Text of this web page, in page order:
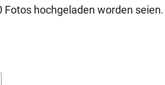
Fotos hochgeladen worden seien.